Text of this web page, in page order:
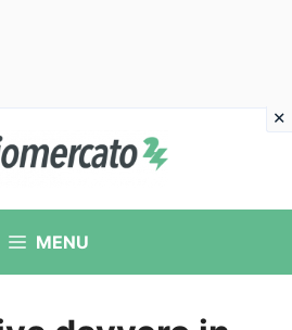
MENU